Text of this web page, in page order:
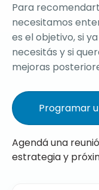
Para
necesitamos
es el objetivo, si
necesitás y si
mejoras
Programar
Agendá una
estrategia y